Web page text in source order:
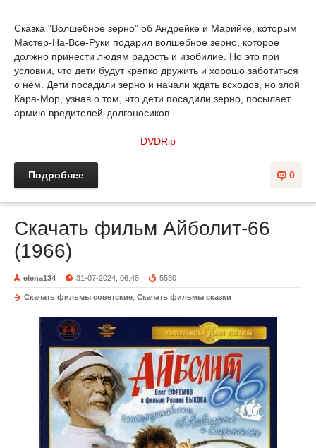
Сказка "Волшебное зерно" об Андрейке и Марийке, которым
Мастер-На-Все-Руки подарил волшебное зерно, которое
должно принести людям радость и изобилие. Но это при
условии, что дети будут крепко дружить и хорошо заботиться
о нём. Дети посадили зерно и начали ждать всходов, но злой
Кара-Мор, узнав о том, что дети посадили зерно, посылает
армию вредителей-долгоносиков...
DVDRip
0
Подробнее
Скачать фильм Айболит-66
(1966)
elena134 31-07-2024, 06:48 5530
Скачать фильмы советские Скачать фильмы сказки